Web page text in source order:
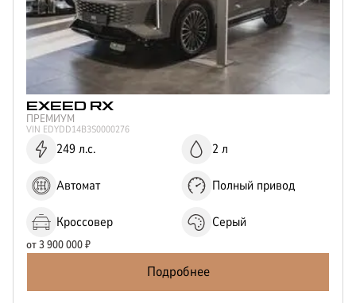
EXEED RX
ПРЕМИУМ
VIN EDYDD14B3S0000276
249 л.с. 2 л
Автомат Полный привод
Кроссовер Серый
от3 900 000₽
Подробнее